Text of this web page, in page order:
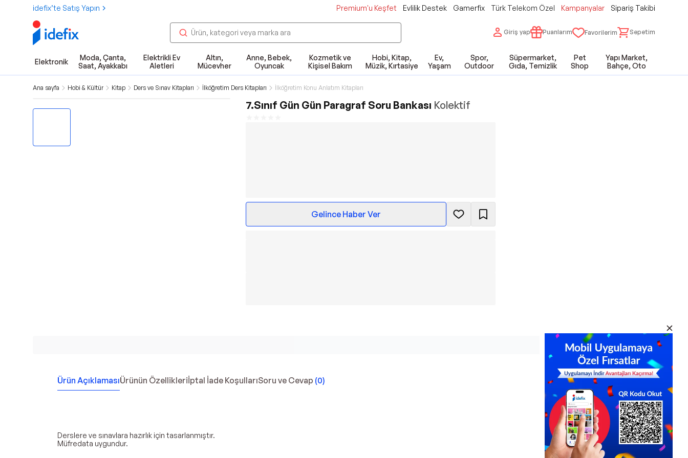
idefix’te Satış Yapın Premium'u Keşfet Evlilik Destek Gamerfix Türk Telekom Özel Kampanyalar Sipariş Takibi
Giriş yap Puanlarım Favorilerim Sepetim
Elektronik
Moda, Çanta,
Saat, Ayakkabı
Elektrikli Ev
Aletleri
Altın,
Mücevher
Anne, Bebek,
Oyuncak
Kozmetik ve
Kişisel Bakım
Hobi, Kitap,
Müzik, Kırtasiye
Ev,
Yaşam
Spor,
Outdoor
Süpermarket,
Gıda, Temizlik
Pet
Shop
Yapı Market,
Bahçe, Oto
Ana sayfa Hobi & Kültür Kitap Ders ve Sınav Kitapları İlköğretim Ders Kitapları İlköğretim Konu Anlatım Kitapları
7.Sınıf Gün Gün Paragraf Soru Bankası Kolektif
Gelince Haber Ver
Ürün AçıklamasıÜrünün Özellikleriİptal İade KoşullarıSoru ve Cevap (0)
Derslere ve sınavlara hazırlık için tasarlanmıştır.
Müfredata uygundur.